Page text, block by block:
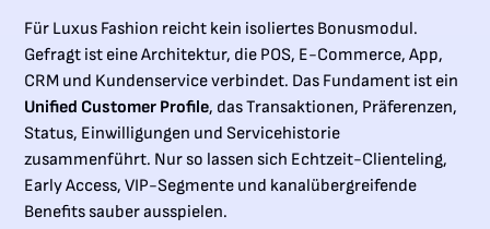
Für Luxus Fashion reicht kein isoliertes Bonusmodul.
Gefragt ist eine Architektur, die POS, E-Commerce, App,
CRM und Kundenservice verbindet. Das Fundament ist ein
Unified Customer Profile, das Transaktionen, Präferenzen,
Status, Einwilligungen und Servicehistorie
zusammenführt. Nur so lassen sich Echtzeit-Clienteling,
Early Access, VIP-Segmente und kanalübergreifende
Benefits sauber ausspielen.